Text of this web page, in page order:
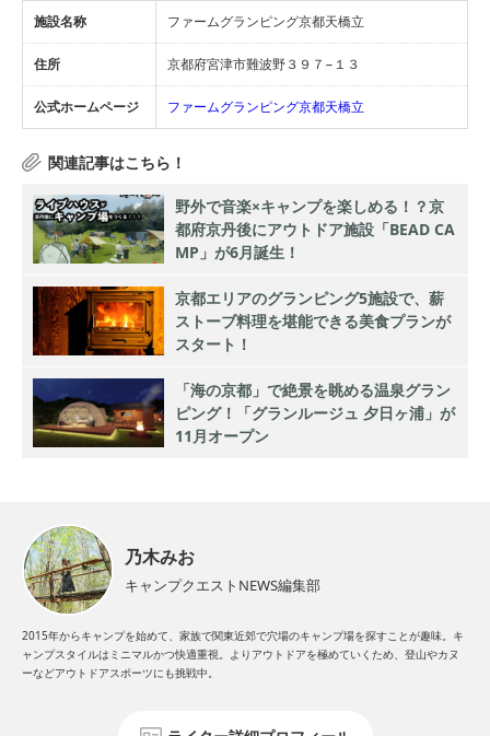
施設名称 ファームグランピング京都天橋立
住所 京都府宮津市難波野３９７−１３
公式ホームページ ファームグランピング京都天橋立
野外で音楽×キャンプを楽しめる！？京
都府京丹後にアウトドア施設「BEAD CA
MP」が6月誕生！
京都エリアのグランピング5施設で、薪
ストーブ料理を堪能できる美食プランが
スタート！
「海の京都」で絶景を眺める温泉グラン
ピング！「グランルージュ 夕日ヶ浦」が
11月オープン
乃木みお
キャンプクエストNEWS編集部
2015年からキャンプを始めて、家族で関東近郊で穴場のキャンプ場を探すことが趣味。キ
ャンプスタイルはミニマルかつ快適重視。よりアウトドアを極めていくため、登山やカヌ
ーなどアウトドアスポーツにも挑戦中。